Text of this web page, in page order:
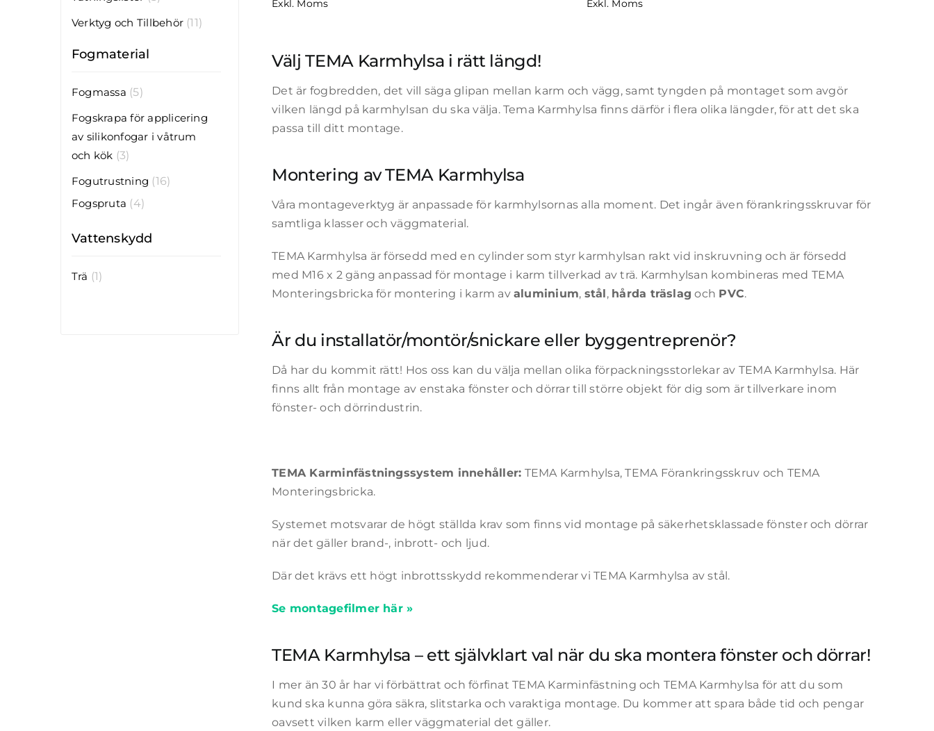
Verktyg och Tillbehör (11)
Fogmaterial
Fogmassa (5)
Fogskrapa för applicering
av silikonfogar i våtrum
och kök (3)
Fogutrustning (16)
Fogspruta (4)
Vattenskydd
Trä (1)
Exkl. Moms
Exkl. Moms
Välj TEMA Karmhylsa i rätt längd!
Det är fogbredden, det vill säga glipan mellan karm och vägg, samt tyngden på montaget som avgör
vilken längd på karmhylsan du ska välja. Tema Karmhylsa finns därför i flera olika längder, för att det ska
passa till ditt montage.
Montering av TEMA Karmhylsa
Våra montageverktyg är anpassade för karmhylsornas alla moment. Det ingår även förankringsskruvar för
samtliga klasser och väggmaterial.
TEMA Karmhylsa är försedd med en cylinder som styr karmhylsan rakt vid inskruvning och är försedd
med M16 x 2 gäng anpassad för montage i karm tillverkad av trä. Karmhylsan kombineras med TEMA
Monteringsbricka för montering i karm av aluminium, stål, hårda träslag och PVC.
Är du installatör/montör/snickare eller byggentreprenör?
Då har du kommit rätt! Hos oss kan du välja mellan olika förpackningsstorlekar av TEMA Karmhylsa. Här
finns allt från montage av enstaka fönster och dörrar till större objekt för dig som är tillverkare inom
fönster- och dörrindustrin.
TEMA Karminfästningssystem innehåller: TEMA Karmhylsa, TEMA Förankringsskruv och TEMA
Monteringsbricka.
Systemet motsvarar de högt ställda krav som finns vid montage på säkerhetsklassade fönster och dörrar
när det gäller brand-, inbrott- och ljud.
Där det krävs ett högt inbrottsskydd rekommenderar vi TEMA Karmhylsa av stål.
Se montagefilmer här »
TEMA Karmhylsa – ett självklart val när du ska montera fönster och dörrar!
I mer än 30 år har vi förbättrat och förfinat TEMA Karminfästning och TEMA Karmhylsa för att du som
kund ska kunna göra säkra, slitstarka och varaktiga montage. Du kommer att spara både tid och pengar
oavsett vilken karm eller väggmaterial det gäller.